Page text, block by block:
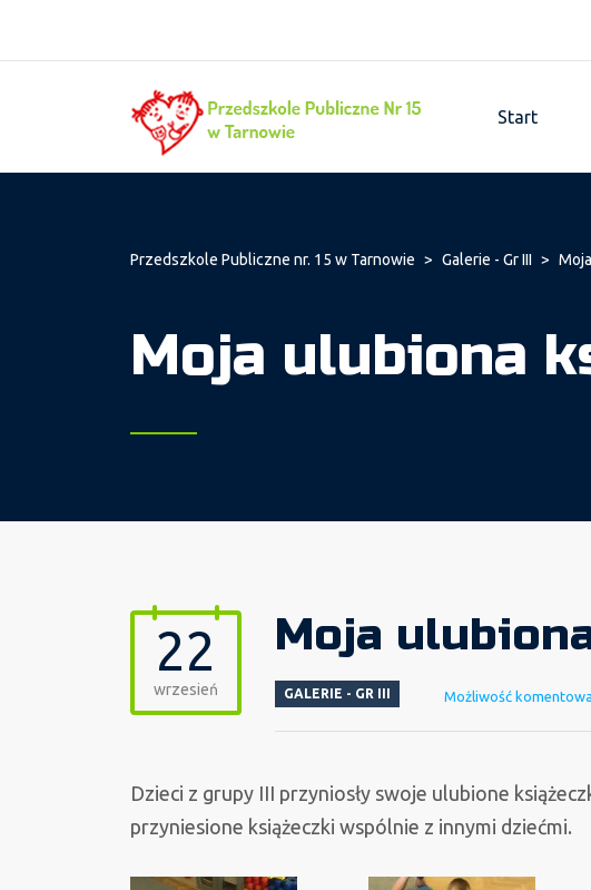
Start
Przedszkole Publiczne nr. 15 w Tarnowie > Galerie - Gr III >
Moja ulubiona
22
wrzesień
Moja
GALERIE - GR III Możliwość
Dzieci z grupy III przyniosły swoje ulubione
przyniesione książeczki wspólnie z innymi dziećmi.